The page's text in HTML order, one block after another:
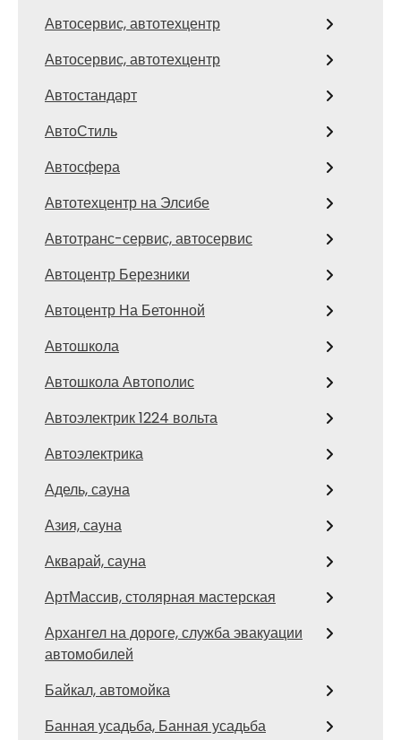
Автосервис, автотехцентр
Автосервис, автотехцентр
Автостандарт
АвтоСтиль
Автосфера
Автотехцентр на Элсибе
Автотранс-сервис, автосервис
Автоцентр Березники
Автоцентр На Бетонной
Автошкола
Автошкола Автополис
Автоэлектрик 1224 вольта
Автоэлектрика
Адель, сауна
Азия, сауна
Акварай, сауна
АртМассив, столярная мастерская
Архангел на дороге, служба эвакуации
автомобилей
Байкал, автомойка
Банная усадьба, Банная усадьба